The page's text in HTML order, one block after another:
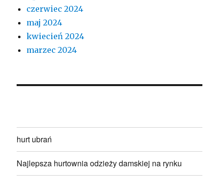
czerwiec 2024
maj 2024
kwiecień 2024
marzec 2024
hurt ubrań
Najlepsza hurtownia odzieży damskiej na rynku